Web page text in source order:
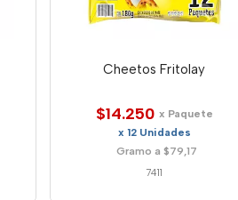
Cheetos Fritolay
$14.250 x Paquete
x 12 Unidades
Gramo a $79,17
7411